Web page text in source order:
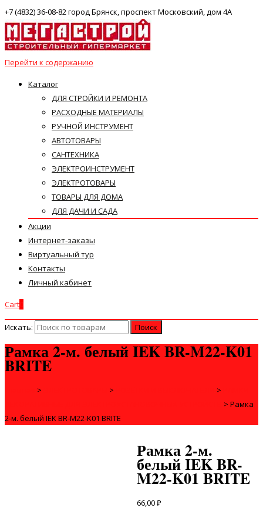
+7 (4832) 36-08-82 город Брянск, проспект Московский, дом 4А
Перейти к содержанию
Каталог
ДЛЯ СТРОЙКИ И РЕМОНТА
РАСХОДНЫЕ МАТЕРИАЛЫ
РУЧНОЙ ИНСТРУМЕНТ
АВТОТОВАРЫ
САНТЕХНИКА
ЭЛЕКТРОИНСТРУМЕНТ
ЭЛЕКТРОТОВАРЫ
ТОВАРЫ ДЛЯ ДОМА
ДЛЯ ДАЧИ И САДА
Акции
Интернет-заказы
Виртуальный тур
Контакты
Личный кабинет
Cart
Искать:
Рамка 2-м. белый IEK BR-M22-K01
BRITE
> > >
> Рамка
2-м. белый IEK BR-M22-K01 BRITE
Рамка 2-м.
белый IEK BR-
M22-K01 BRITE
66,00₽